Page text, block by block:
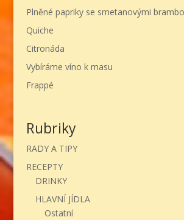
Plněné papriky se smetanovými
Quiche
Citronáda
Vybíráme víno k masu
Frappé
Rubriky
RADY A TIPY
RECEPTY
DRINKY
HLAVNÍ JÍDLA
Ostatní